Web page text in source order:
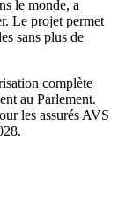
le monde, a
Le projet permet
sans plus de
complète
au Parlement.
les assurés AVS